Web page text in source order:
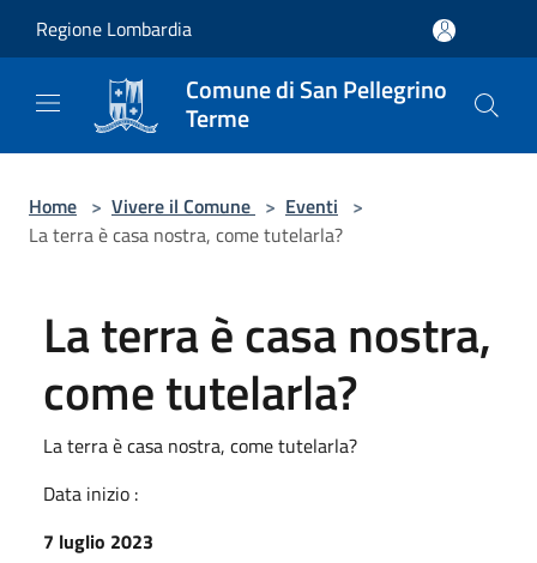
Regione Lombardia
Comune di San Pellegrino
Terme
Home > Vivere il Comune > Eventi >
La terra è casa nostra, come tutelarla?
La terra è casa nostra,
come tutelarla?
La terra è casa nostra, come tutelarla?
Data inizio :
7 luglio 2023